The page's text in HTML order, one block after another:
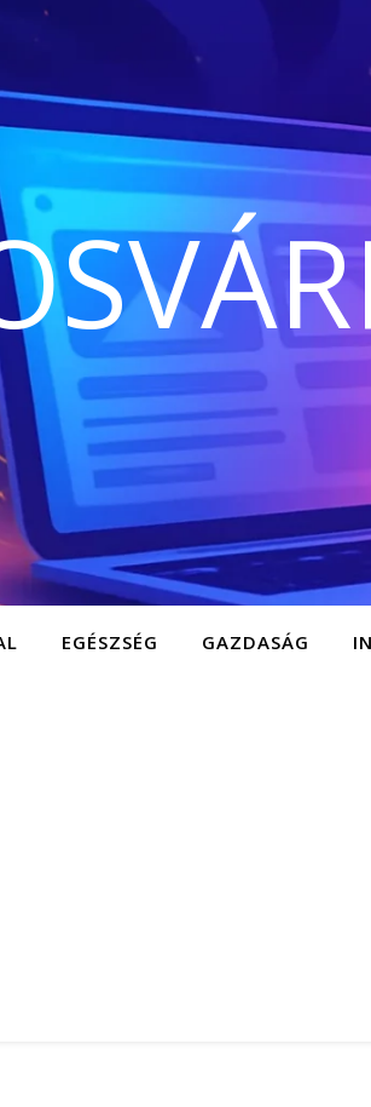
EGÉSZSÉG GAZDASÁG